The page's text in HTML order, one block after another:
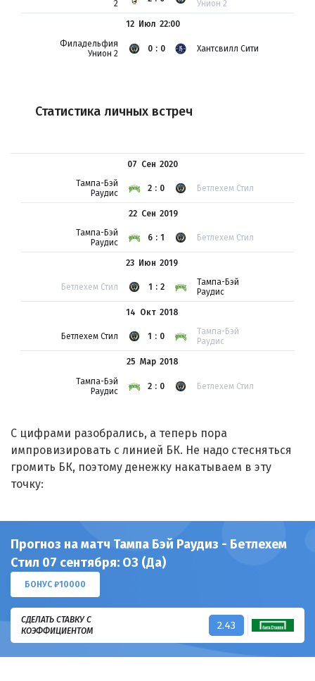
2 Унион 2
12 Июл
Филадельфия
Унион 2
0:0 Хантсвилл Сити
22:00
Статистика личных встреч
07 Сен
Тампа-Бэй
Раудис
2:0 Бетлехем Стил
2020
22 Сен
Тампа-Бэй
Раудис
6:1 Бетлехем Стил
2019
23 Июн
Бетлехем Стил 1:2
Тампа-Бэй
Раудис
2019
14 Окт
Бетлехем Стил 1:0
Тампа-Бэй
Раудис
2018
25 Мар
Тампа-Бэй
Раудис
2:0 Бетлехем Стил
2018
С цифрами разобрались, а теперь пора
импровизировать с линией БК. Не надо стесняться
громить БК, поэтому денежку накатываем в эту
точку:
Прогноз на матч Тампа Бэй Раудиз - Бетлехем
Стил 07 сентября: ОЗ (Да)
БОНУС ₽10000
СДЕЛАТЬ СТАВКУ С
КОЭФФИЦИЕНТОМ
2.43